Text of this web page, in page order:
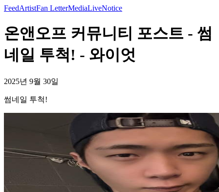
FeedArtistFan LetterMediaLiveNotice
온앤오프 커뮤니티 포스트 - 썸
네일 투척! - 와이엇
2025년 9월 30일
썸네일 투척!